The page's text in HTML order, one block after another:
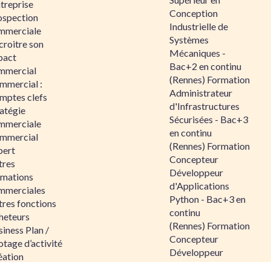
son
:
clefs
fonctions
Plan /
d’activité
Conception
Industrielle de
Systèmes
Mécaniques -
Bac+2 en continu
(Rennes) Formation
Administrateur
d'Infrastructures
Sécurisées - Bac+3
en continu
(Rennes) Formation
Concepteur
Développeur
d'Applications
Python - Bac+3 en
continu
(Rennes) Formation
Concepteur
Développeur